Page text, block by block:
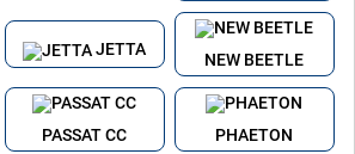
JETTA
NEW BEETLE
PASSAT CC PHAETON